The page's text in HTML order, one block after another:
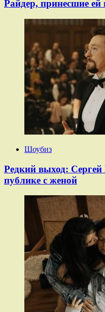
Райдер, принесшие ей
Шоубиз
Редкий выход: Сергей
публике с женой